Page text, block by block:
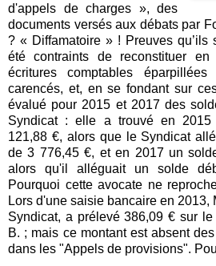
d'appels de charges », des
documents versés aux débats par
? « Diffamatoire » ! Preuves qu’ils
été contraints de reconstituer
écritures comptables
carencés, et, en se fondant sur
évalué pour 2015 et 2017 des
Syndicat : elle a trouvé en
121,88 €, alors que le Syndicat
de 3 776,45 €, et en 2017 un
alors qu'il alléguait un solde
Pourquoi cette avocate ne
Lors d'une saisie bancaire en 2013,
Syndicat, a prélevé 386,09 € sur
B. ; mais ce montant est absent
dans les "Appels de provisions".